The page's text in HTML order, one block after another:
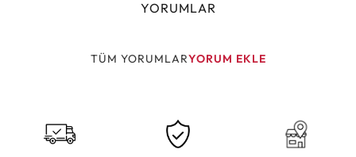
YORUMLAR
TÜM YORUMLARYORUM EKLE